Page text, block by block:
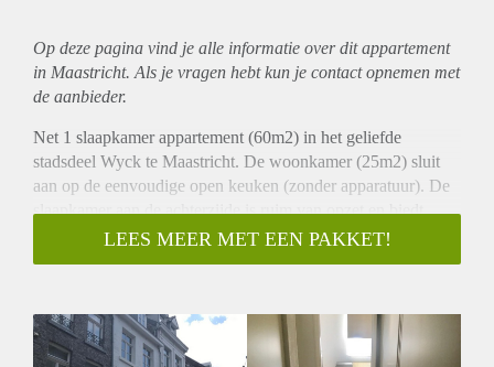
Op deze pagina vind je alle informatie over ditappartement
in Maastricht. Als je vragen hebt kun je contact opnemen met
de aanbieder.
Net 1 slaapkamer appartement (60m2) in het geliefde
stadsdeel Wyck te Maastricht. De woonkamer (25m2) sluit
aan op de eenvoudige open keuken (zonder apparatuur). De
slaapkamer aan de achterzijde is ruim van opzet en biedt
toegang tot het privé terrasje. De badkamer is voorzien van
een douche en wastafel. Het toilet is separaat gelegen. Bij het
mogelijk is.
Het appartement is geschikt voor 1 werkend persoon (geen
LEES MEER MET EEN PAKKET!